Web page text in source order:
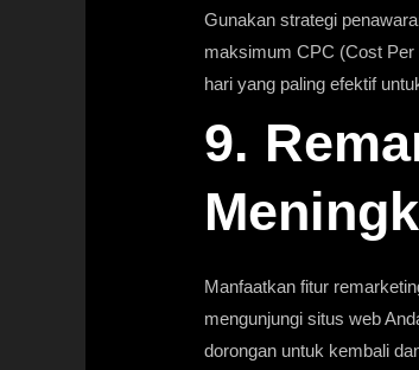
Gunakan strategi
maksimum CPC (Cost
hari yang paling efektif
9.
Manfaatkan fitur
mengunjungi situs web
dorongan untuk kembali